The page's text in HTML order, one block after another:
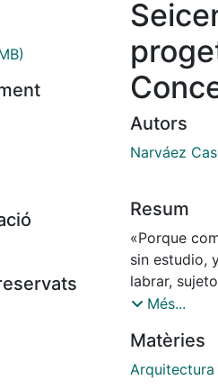
Autors
Narváez
Resum
«Porque
sin estudio,
labrar,
tracista, ó
algunos que
daños, es
Més...
Matèries
Arquitectura